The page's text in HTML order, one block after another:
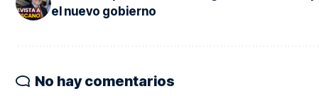
el nuevo gobierno
No hay comentarios